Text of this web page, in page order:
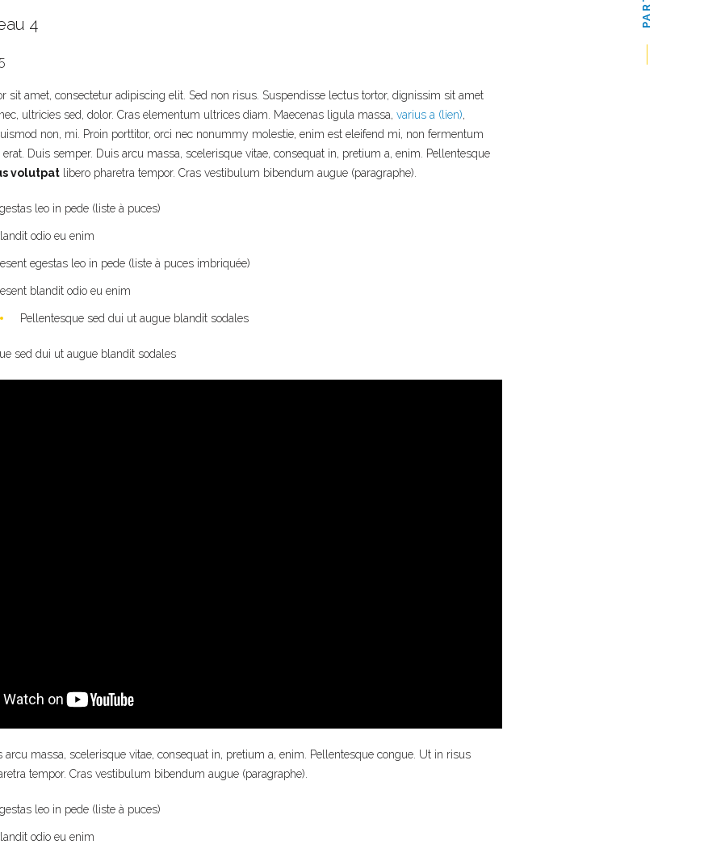
4
sit amet, consectetur adipiscing elit. Sed non risus. Suspendisse lectus tortor, dignissim sit amet
ultricies sed, dolor. Cras elementum ultrices diam. Maecenas ligula massa, varius a (lien),
non, mi. Proin porttitor, orci nec nonummy molestie, enim est eleifend mi, non fermentum
Duis semper. Duis arcu massa, scelerisque vitae, consequat in, pretium a, enim. Pellentesque
volutpatlibero pharetra tempor. Cras vestibulum bibendum augue (paragraphe).
leo in pede (liste à puces)
odio eu enim
egestas leo in pede (liste à puces imbriquée)
blandit odio eu enim
Pellentesque sed dui ut augue blandit sodales
sed dui ut augue blandit sodales
arcu massa, scelerisque vitae, consequat in, pretium a, enim. Pellentesque congue. Ut in risus
tempor. Cras vestibulum bibendum augue (paragraphe).
leo in pede (liste à puces)
odio eu enim